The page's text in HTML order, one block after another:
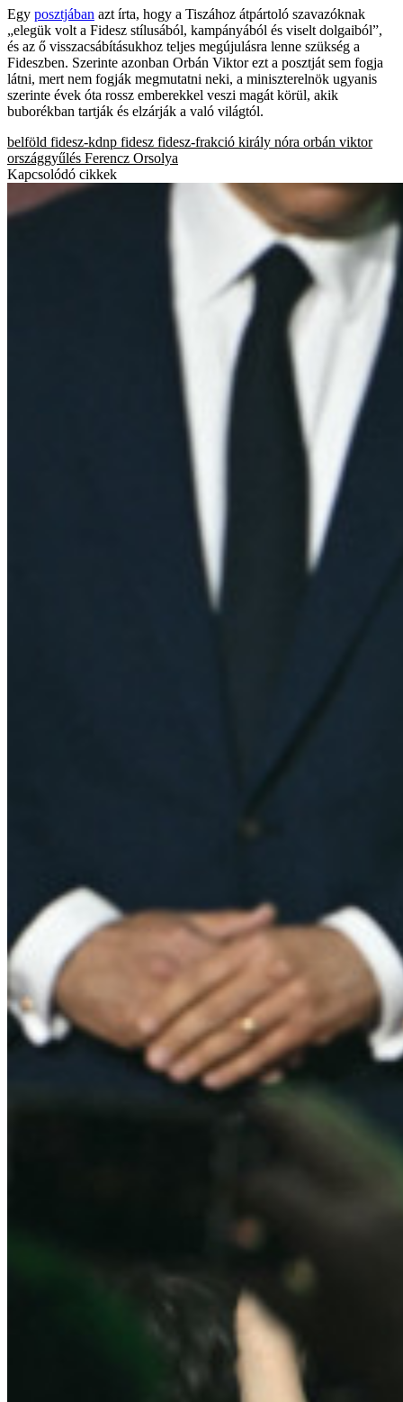
Egy posztjában azt írta, hogy a Tiszához átpártoló szavazóknak
„elegük volt a Fidesz stílusából, kampányából és viselt dolgaiból”,
és az ő visszacsábításukhoz teljes megújulásra lenne szükség a
Fideszben. Szerinte azonban Orbán Viktor ezt a posztját sem fogja
látni, mert nem fogják megmutatni neki, a miniszterelnök ugyanis
szerinte évek óta rossz emberekkel veszi magát körül, akik
buborékban tartják és elzárják a való világtól.
belföld fidesz-kdnp fidesz fidesz-frakció király nóra orbán viktor
országgyűlés Ferencz Orsolya
Kapcsolódó cikkek